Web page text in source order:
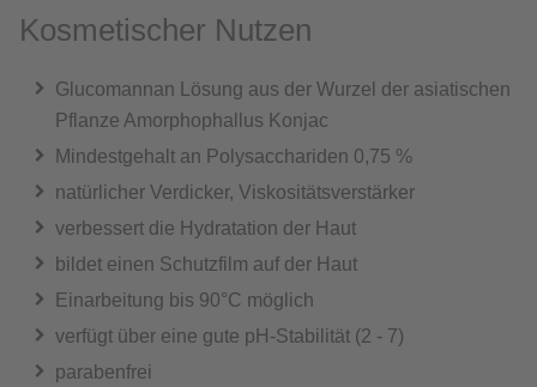
Kosmetischer Nutzen
Glucomannan Lösung aus der Wurzel der asiatischen
Pflanze Amorphophallus Konjac
Mindestgehalt an Polysacchariden 0,75 %
natürlicher Verdicker, Viskositätsverstärker
verbessert die Hydratation der Haut
bildet einen Schutzfilm auf der Haut
Einarbeitung bis 90°C möglich
verfügt über eine gute pH-Stabilität (2 - 7)
parabenfrei